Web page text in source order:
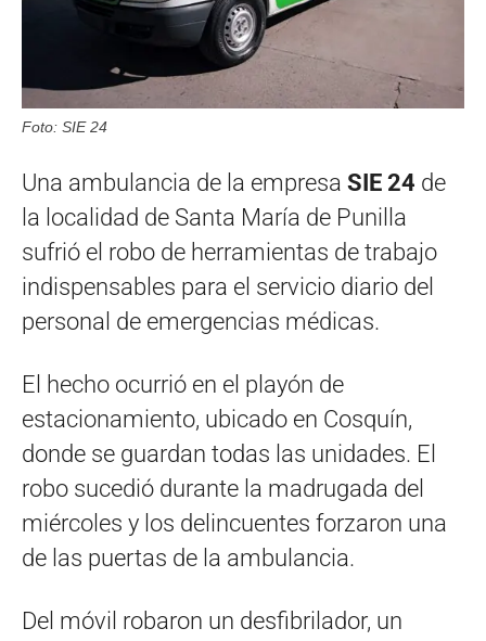
Foto: SIE 24
Una ambulancia de la empresa SIE 24 de
la localidad de Santa María de Punilla
sufrió el robo de herramientas de trabajo
indispensables para el servicio diario del
personal de emergencias médicas.
El hecho ocurrió en el playón de
estacionamiento, ubicado en Cosquín,
donde se guardan todas las unidades. El
robo sucedió durante la madrugada del
miércoles y los delincuentes forzaron una
de las puertas de la ambulancia.
Del móvil robaron un desfibrilador, un